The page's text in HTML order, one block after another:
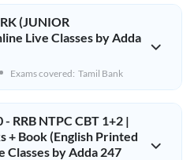
(JUNIOR
Live Classes by Adda
Exams covered: Tamil Bank
RRB NTPC CBT 1+2 |
+ Book (English Printed
Classes by Adda 247